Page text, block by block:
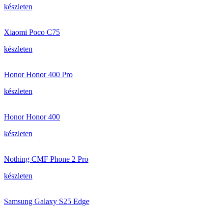
készleten
Xiaomi Poco C75
készleten
Honor Honor 400 Pro
készleten
Honor Honor 400
készleten
Nothing CMF Phone 2 Pro
készleten
Samsung Galaxy S25 Edge